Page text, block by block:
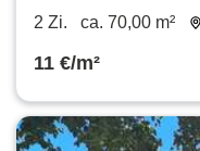
2 Zi. ca. 70,00 m²
11 €/m²